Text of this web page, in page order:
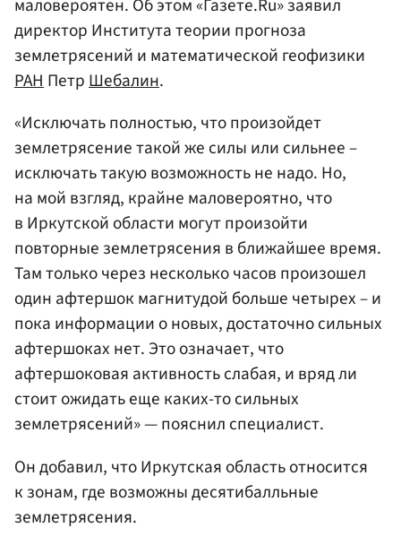
маловероятен. Об этом «Газете.Ru» заявил
директор Института теории прогноза
землетрясений и математической геофизики
РАНПетрШебалин.
«Исключать полностью, что произойдет
землетрясение такой же силы или сильнее –
исключать такую возможность не надо. Но,
на мой взгляд, крайне маловероятно, что
в Иркутской области могут произойти
повторные землетрясения в ближайшее время.
Там только через несколько часов произошел
один афтершок магнитудой больше четырех – и
пока информации о новых, достаточно сильных
афтершоках нет. Это означает, что
афтершоковая активность слабая, и вряд ли
стоит ожидать еще каких-то сильных
землетрясений» — пояснил специалист.
Он добавил, что Иркутская область относится
к зонам, где возможны десятибалльные
землетрясения.